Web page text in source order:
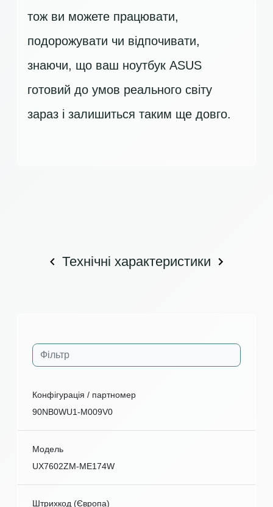
тож ви можете працювати,
подорожувати чи відпочивати,
знаючи, що ваш ноутбук ASUS
готовий до умов реального світу
зараз і залишиться таким ще довго.
Технічні характеристики
Конфігурація / партномер
90NB0WU1-M009V0
Модель
UX7602ZM-ME174W
Штрихкод (Європа)